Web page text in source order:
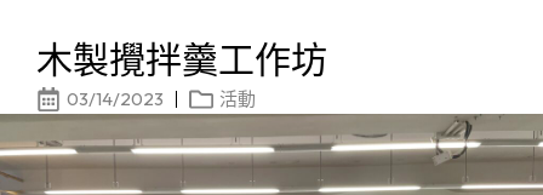
木製攪拌羹工作坊
03/14/2023 活動